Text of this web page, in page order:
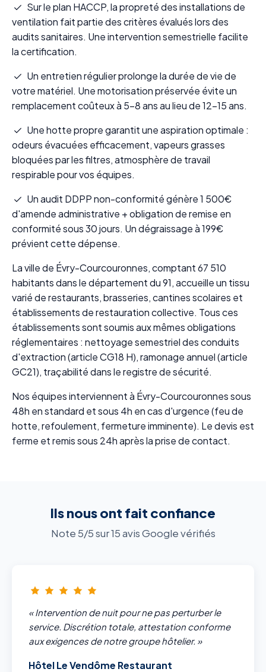
Sur le plan HACCP, la propreté des installations de
ventilation fait partie des critères évalués lors des
audits sanitaires. Une intervention semestrielle facilite
la certification.
Un entretien régulier prolonge la durée de vie de
votre matériel. Une motorisation préservée évite un
remplacement coûteux à 5-8 ans au lieu de 12-15 ans.
Une hotte propre garantit une aspiration optimale :
odeurs évacuées efficacement, vapeurs grasses
bloquées par les filtres, atmosphère de travail
respirable pour vos équipes.
Un audit DDPP non-conformité génère 1 500€
d'amende administrative + obligation de remise en
conformité sous 30 jours. Un dégraissage à 199€
prévient cette dépense.
La ville de Évry-Courcouronnes, comptant 67 510
habitants dans le département du 91, accueille un tissu
varié de restaurants, brasseries, cantines scolaires et
établissements de restauration collective. Tous ces
établissements sont soumis aux mêmes obligations
réglementaires : nettoyage semestriel des conduits
d'extraction (article CG18 H), ramonage annuel (article
GC21), traçabilité dans le registre de sécurité.
Nos équipes interviennent à Évry-Courcouronnes sous
48h en standard et sous 4h en cas d'urgence (feu de
hotte, refoulement, fermeture imminente). Le devis est
ferme et remis sous 24h après la prise de contact.
Ils nous ont fait confiance
Note 5/5 sur 15 avis Google vérifiés
« Intervention de nuit pour ne pas perturber le
service. Discrétion totale, attestation conforme
aux exigences de notre groupe hôtelier. »
Hôtel Le Vendôme Restaurant